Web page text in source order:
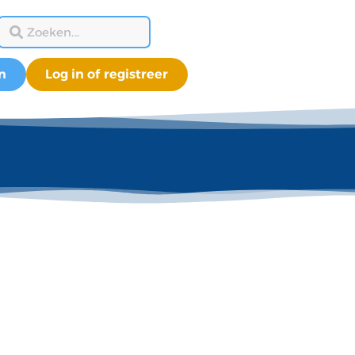
Log in of registreer